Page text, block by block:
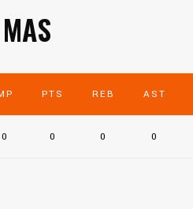
PTS REB AST
0 0 0 0